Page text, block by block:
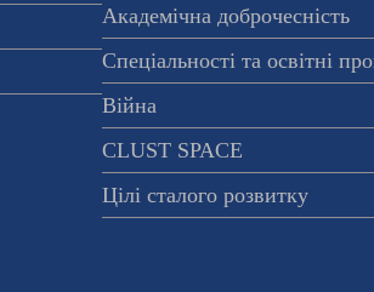
Академічна доброчесність
Спеціальності та освітні
Війна
CLUST SPACE
Цілі сталого розвитку